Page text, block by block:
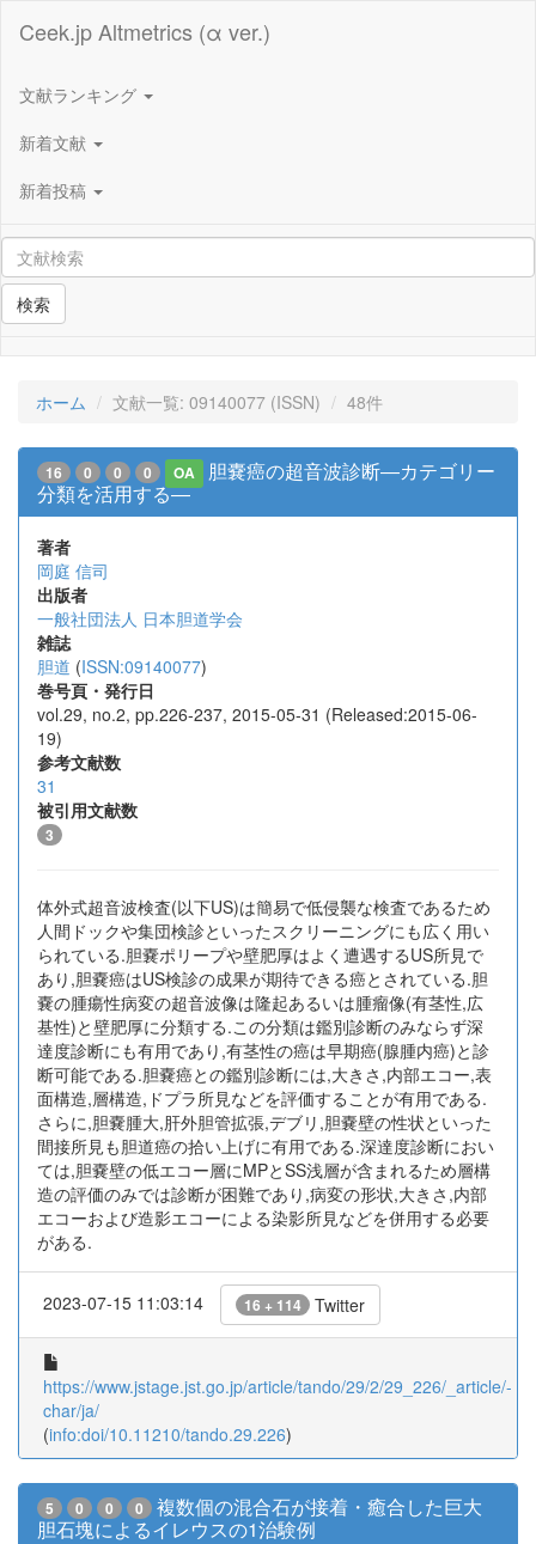
Ceek.jp Altmetrics (α ver.)
文献ランキング
新着文献
新着投稿
検索
ホーム 文献一覧: 09140077 (ISSN) 48件
16 0 0 0 OA
胆嚢癌の超音波診断―カテゴリー
分類を活用する―
著者
岡庭 信司
出版者
一般社団法人 日本胆道学会
雑誌
胆道 (ISSN:09140077)
巻号頁・発行日
vol.29, no.2, pp.226-237, 2015-05-31 (Released:2015-06-
19)
参考文献数
31
被引用文献数
3
体外式超音波検査(以下US)は簡易で低侵襲な検査であるため
人間ドックや集団検診といったスクリーニングにも広く用い
られている.胆嚢ポリープや壁肥厚はよく遭遇するUS所見で
あり,胆嚢癌はUS検診の成果が期待できる癌とされている.胆
嚢の腫瘍性病変の超音波像は隆起あるいは腫瘤像(有茎性,広
基性)と壁肥厚に分類する.この分類は鑑別診断のみならず深
達度診断にも有用であり,有茎性の癌は早期癌(腺腫内癌)と診
断可能である.胆嚢癌との鑑別診断には,大きさ,内部エコー,表
面構造,層構造,ドプラ所見などを評価することが有用である.
さらに,胆嚢腫大,肝外胆管拡張,デブリ,胆嚢壁の性状といった
間接所見も胆道癌の拾い上げに有用である.深達度診断におい
ては,胆嚢壁の低エコー層にMPとSS浅層が含まれるため層構
造の評価のみでは診断が困難であり,病変の形状,大きさ,内部
エコーおよび造影エコーによる染影所見などを併用する必要
がある.
2023-07-15 11:03:14 16 + 114 Twitter
https://www.jstage.jst.go.jp/article/tando/29/2/29_226/_article/-
char/ja/
(info:doi/10.11210/tando.29.226)
5 0 0 0
複数個の混合石が接着・癒合した巨大
胆石塊によるイレウスの1治験例